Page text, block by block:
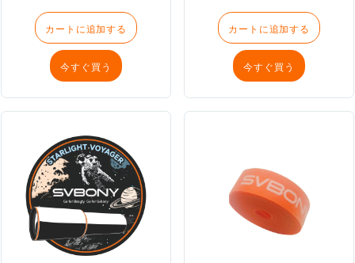
カートに追加する
今すぐ買う
カートに追加する
今すぐ買う